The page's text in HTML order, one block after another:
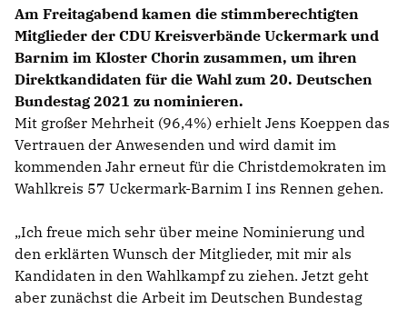
75 JAHRE CDU BRANDENBURG
PRESSE
SPENDEN
Mitglied werden
Am Freitagabend kamen die stimmberechtigten
Mitglieder der CDU Kreisverbände Uckermark und
Barnim im Kloster Chorin zusammen, um ihren
Direktkandidaten für die Wahl zum 20. Deutschen
Bundestag 2021 zu nominieren.
Mit großer Mehrheit (96,4%) erhielt Jens Koeppen das
Vertrauen der Anwesenden und wird damit im
kommenden Jahr erneut für die Christdemokraten im
Wahlkreis 57 Uckermark-Barnim I ins Rennen gehen.
Ich freue mich sehr über meine Nominierung und
den erklärten Wunsch der Mitglieder, mit mir als
Kandidaten in den Wahlkampf zu ziehen. Jetzt geht
aber zunächst die Arbeit im Deutschen Bundestag